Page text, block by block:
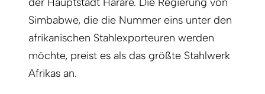
Simbabwe, die die Nummer eins unter den
afrikanischen Stahlexporteuren werden
möchte, preist es als das größte Stahlwerk
Afrikas an.